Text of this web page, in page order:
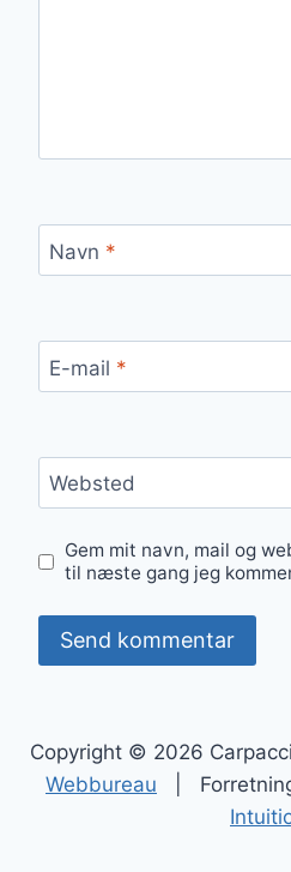
Navn *
E-mail *
Websted
Gem mit navn, mail og
til næste gang jeg
Copyright © 2026
Webbureau |